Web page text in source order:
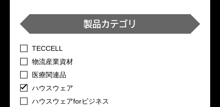
製品カテゴリ
TECCELL
物流産業資材
医療関連品
ハウスウェア
ハウスウェアforビジネス